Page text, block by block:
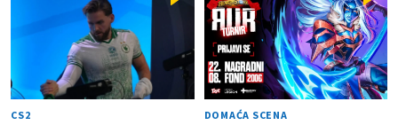
CS2 DOMAĆA SCENA